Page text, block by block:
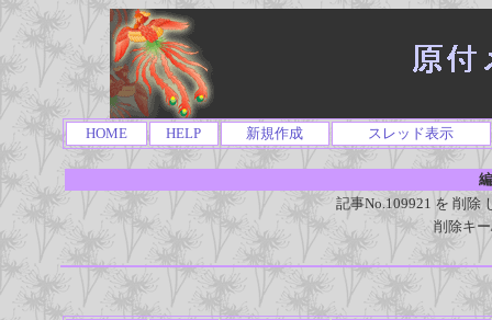
HOME HELP 新規作成 スレッド表示
記事No.109921 を 削除
削除キ